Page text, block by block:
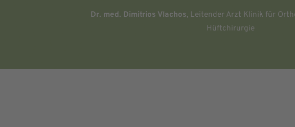
Dr. med. Dimitrios Vlachos, Leitender Arzt Klinik für
Hüftchirurgie